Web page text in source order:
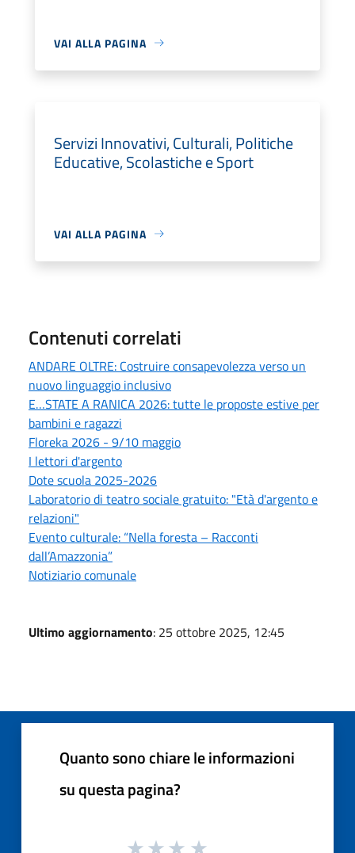
VAI ALLA PAGINA
Servizi Innovativi, Culturali, Politiche
Educative, Scolastiche e Sport
VAI ALLA PAGINA
Contenuti correlati
ANDARE OLTRE: Costruire consapevolezza verso un
nuovo linguaggio inclusivo
E…STATE A RANICA 2026: tutte le proposte estive per
bambini e ragazzi
Floreka 2026 - 9/10 maggio
I lettori d'argento
Dote scuola 2025-2026
Laboratorio di teatro sociale gratuito: "Età d'argento e
relazioni"
Evento culturale: “Nella foresta – Racconti
dall’Amazzonia”
Notiziario comunale
Ultimo aggiornamento: 25 ottobre 2025, 12:45
Quanto sono chiare le informazioni
su questa pagina?